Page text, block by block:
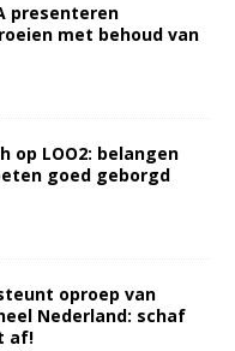
presenteren
met behoud van
op LOO2: belangen
goed geborgd
oproep van
Nederland: schaf
af!